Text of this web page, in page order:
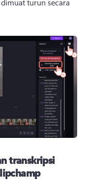
turun secara
transkripsi